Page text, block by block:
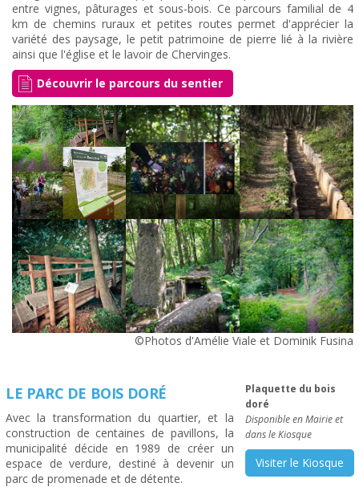
entre vignes, pâturages et sous-bois. Ce parcours familial de 4
km de chemins ruraux et petites routes permet d'apprécier la
variété des paysage, le petit patrimoine de pierre lié à la rivière
ainsi que l'église et le lavoir de Chervinges.
Découvrir le parcours du sentier
©Photos d'Amélie Viale et Dominik Fusina
LE PARC DE BOIS DORÉ
Avec la transformation du quartier, et la
construction de centaines de pavillons, la
municipalité décide en 1989 de créer un
espace de verdure, destiné à devenir un
parc de promenade et de détente.
Plaquette du bois
doré
Disponible en Mairie et
dans le Kiosque
Visiter le Kiosque